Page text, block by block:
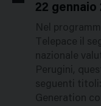
22 gennaio
Nel
Telepace il
nazionale
Perugini,
seguenti
Generation